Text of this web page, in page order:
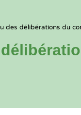
des délibérations du